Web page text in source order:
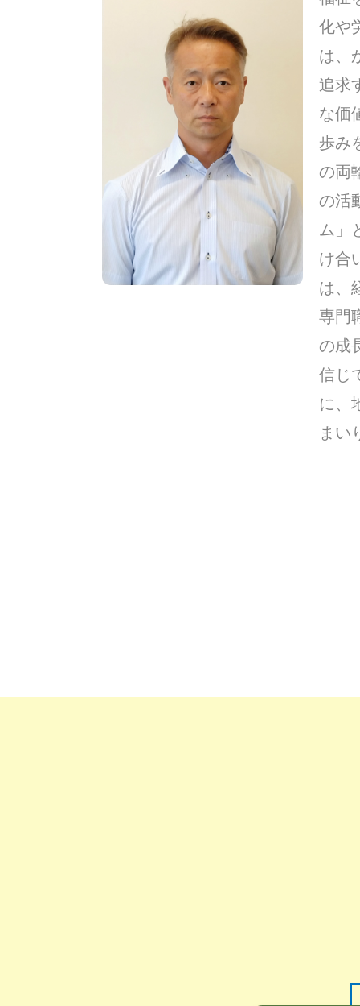
化や
は、
追求
な価
歩み
の両
の活
ム」
け合
は、
専門
の成
信じ
に、
まい